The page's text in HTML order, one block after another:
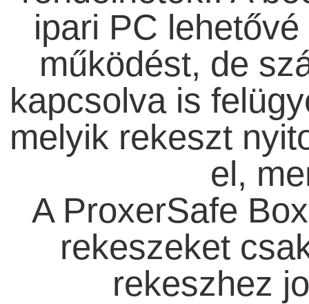
ipari PC
működést, de
kapcsolva is
melyik rekeszt
el,
A ProxerSafe
rekeszeket
rekeszhez